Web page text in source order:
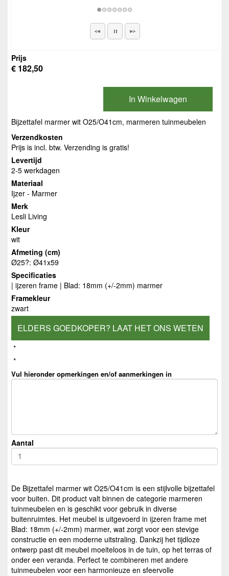
Prijs
€ 182,50
In Winkelwagen
Bijzettafel marmer wit O25/O41cm, marmeren tuinmeubelen
Verzendkosten
Prijs is incl. btw. Verzending is gratis!
Levertijd
2-5 werkdagen
Materiaal
Ijzer - Marmer
Merk
Lesli Living
Kleur
wit
Afmeting (cm)
Ø25?: Ø41x59
Specificaties
| ijzeren frame | Blad: 18mm (+/-2mm) marmer
Framekleur
zwart
ELDERS GOEDKOPER? LAAT HET ONS WETEN
*
*
Vul hieronder opmerkingen en/of aanmerkingen in
Aantal
De Bijzettafel marmer wit O25/O41cm is een stijlvolle bijzettafel
voor buiten. Dit product valt binnen de categorie marmeren
tuinmeubelen en is geschikt voor gebruik in diverse
buitenruimtes. Het meubel is uitgevoerd in ijzeren frame met
Blad: 18mm (+/-2mm) marmer, wat zorgt voor een stevige
constructie en een moderne uitstraling. Dankzij het tijdloze
ontwerp past dit meubel moeiteloos in de tuin, op het terras of
onder een veranda. Perfect te combineren met andere
tuinmeubelen voor een harmonieuze en sfeervolle